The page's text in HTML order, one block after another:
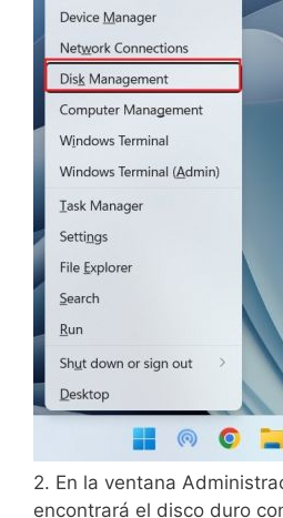
2. En la ventana
encontrará el disco duro